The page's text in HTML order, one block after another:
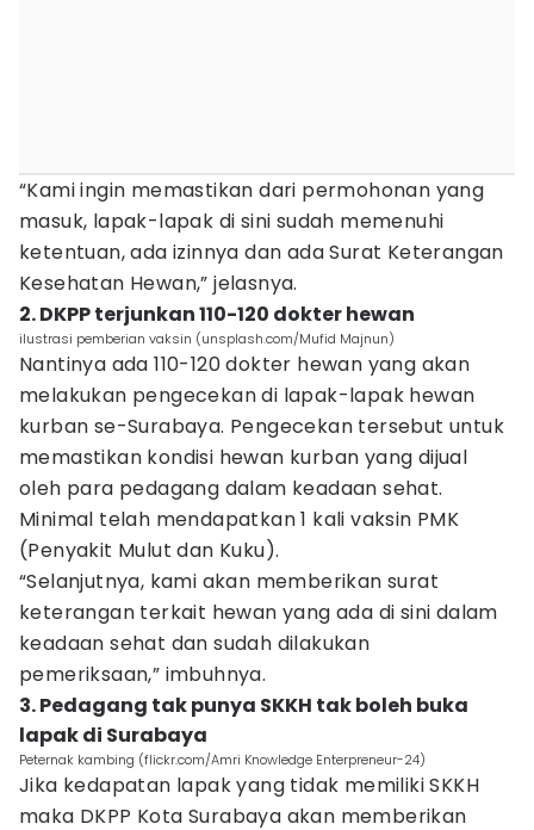
“Kami ingin memastikan dari permohonan yang
masuk, lapak-lapak di sini sudah memenuhi
ketentuan, ada izinnya dan ada Surat Keterangan
Kesehatan Hewan,” jelasnya.
2. DKPP terjunkan 110-120 dokter hewan
ilustrasi pemberian vaksin (unsplash.com/Mufid Majnun)
Nantinya ada 110-120 dokter hewan yang akan
melakukan pengecekan di lapak-lapak hewan
kurban se-Surabaya. Pengecekan tersebut untuk
memastikan kondisi hewan kurban yang dijual
oleh para pedagang dalam keadaan sehat.
Minimal telah mendapatkan 1 kali vaksin PMK
(Penyakit Mulut dan Kuku).
“Selanjutnya, kami akan memberikan surat
keterangan terkait hewan yang ada di sini dalam
keadaan sehat dan sudah dilakukan
pemeriksaan,” imbuhnya.
3. Pedagang tak punya SKKH tak boleh buka
lapak di Surabaya
Peternak kambing (flickr.com/Amri Knowledge Enterpreneur-24)
Jika kedapatan lapak yang tidak memiliki SKKH
maka DKPP Kota Surabaya akan memberikan